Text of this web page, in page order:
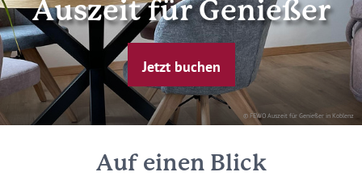
© FEWO Auszeit für Genießer in Koblenz
Auszeit für Genießer
Jetzt buchen
Auf einen Blick